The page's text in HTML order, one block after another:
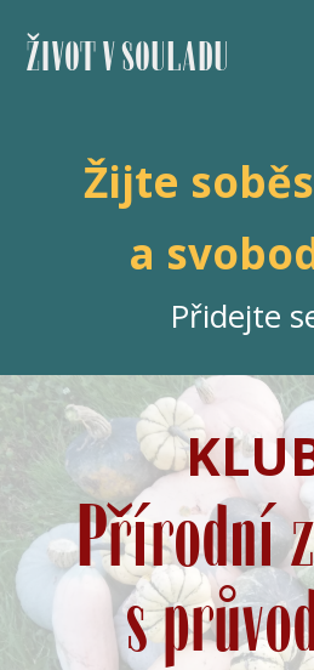
ŽIVOT V SOULADU
Žijte
a
Přidejte
Přírodní
s